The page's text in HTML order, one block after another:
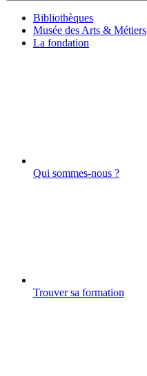
Bibliothèques
Musée des Arts & Métiers
La fondation
Qui sommes-nous ?
Trouver sa formation